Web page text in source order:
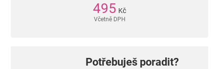
495 Kč
Včetně DPH
Potřebuješ poradit?